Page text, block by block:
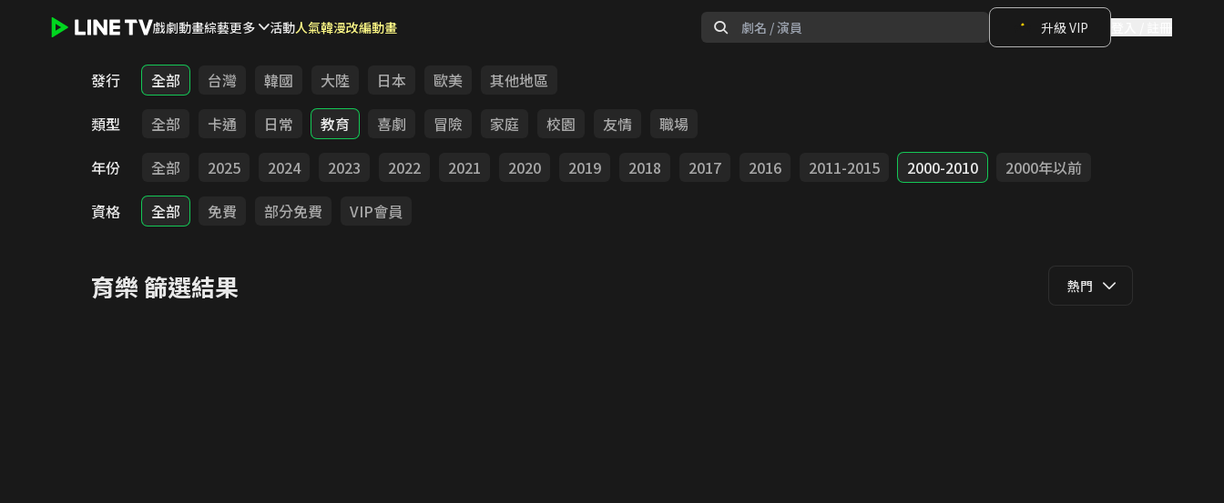
戲劇動畫綜藝更多 活動人氣韓漫改編動畫 升級 VIP
發行 全部 台灣 韓國 大陸 日本 歐美
其他地區
類型
全部 卡通 日常 教育 喜劇 冒險 家庭 校園 友情
職場
年份
全部 2025 2024 2023 2022 2021 2020 2019 2018 2017 2016 2011-2015 2000-2010
2000年以前
資格
全部 免費 部分免費 VIP會員
育樂 篩選結果 熱門